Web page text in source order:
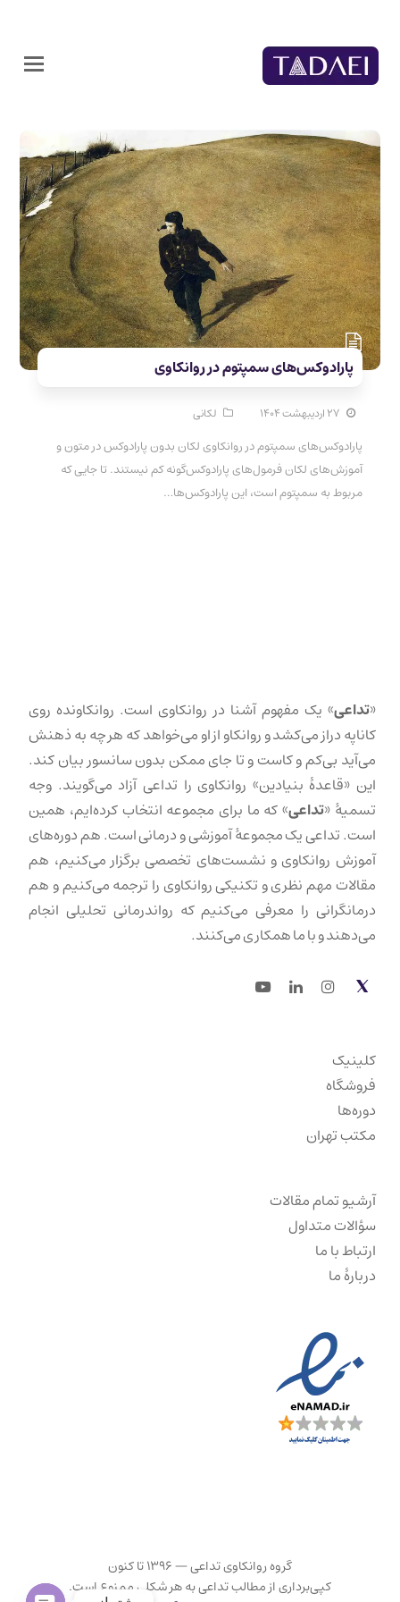
پارادوکس‌های سمپتوم در روانکاوی
۲۷ اردیبهشت ۱۴۰۴ لکانی
پارادوکس‌های سمپتوم در روانکاوی لکان بدون پارادوکس در متون و
آموزش‌های لکان فرمول‌های پارادوکس‌گونه کم نیستند. تا جایی که
مربوط به سمپتوم است، این پارادوکس‌ها…
«تداعی» یک مفهوم آشنا در روانکاوی است. روانکاونده روی
کاناپه دراز می‌کشد و روانکاو از او می‌خواهد که هر چه به ذهنش
می‌آید بی‌کم و کاست و تا جای ممکن بدون سانسور بیان کند.
این «قاعدهٔ بنیادین» روانکاوی را تداعی آزاد می‌گویند. وجه
تسمیهٔ «تداعی» که ما برای مجموعه انتخاب کرده‌ایم، همین
است. تداعی یک مجموعهٔ آموزشی و درمانی است. هم دوره‌های
آموزش روانکاوی و نشست‌های تخصصی برگزار می‌کنیم، هم
مقالات مهم نظری و تکنیکی روانکاوی را ترجمه می‌کنیم و هم
درمانگرانی را معرفی می‌کنیم که رواندرمانی تحلیلی انجام
می‌دهند و با ما همکاری می‌کنند.
Twitter
Instagram
LinkedIn
Youtube
کلینیک
فروشگاه
دوره‌ها
مکتب تهران
آرشیو تمام مقالات
سؤالات متداول
ارتباط با ما
دربارهٔ ما
گروه روانکاوی تداعی — ۱۳۹۶ تا کنون
کپی‌برداری از مطالب تداعی به هر شکلی ممنوع است.